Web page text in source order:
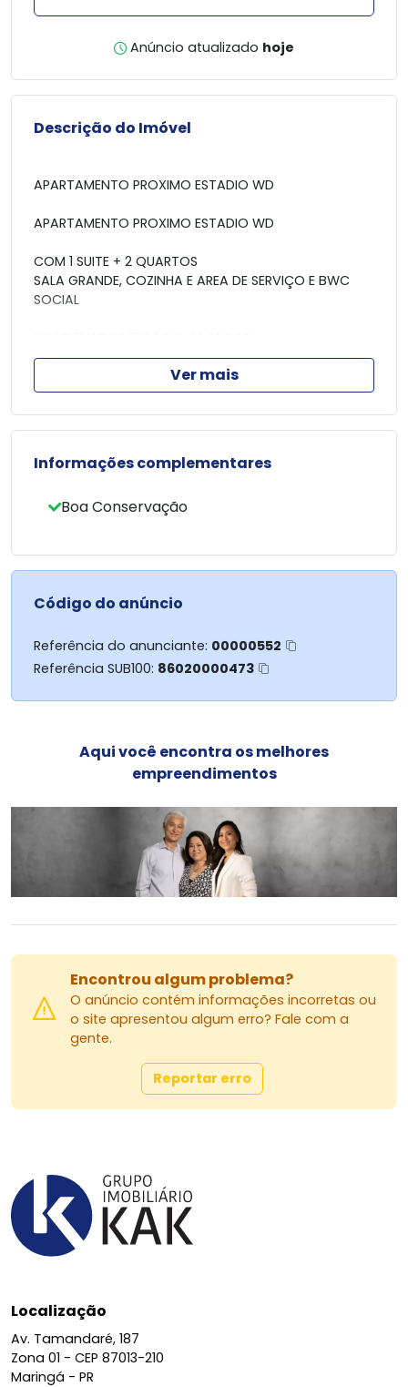
Anúncio atualizado hoje
Descrição do Imóvel
APARTAMENTO PROXIMO ESTADIO WD
APARTAMENTO PROXIMO ESTADIO WD
COM 1 SUITE + 2 QUARTOS
SALA GRANDE, COZINHA E AREA DE SERVIÇO E BWC
SOCIAL
PROXIMO FERIA DO PRODUTOR, CENTRO
TRATAR LUIS (44) 99903-1446 WHATS
DIRLEI (44) 99916-6304 WHATS
Ver mais
Informações complementares
Boa Conservação
Código do anúncio
Referência do anunciante: 00000552
Referência SUB100: 86020000473
Aqui você encontra os melhores
empreendimentos
Encontrou algum problema?
O anúncio contém informações incorretas ou
o site apresentou algum erro? Fale com a
gente.
Reportar erro
Localização
Av. Tamandaré, 187
Zona 01 - CEP 87013-210
Maringá - PR